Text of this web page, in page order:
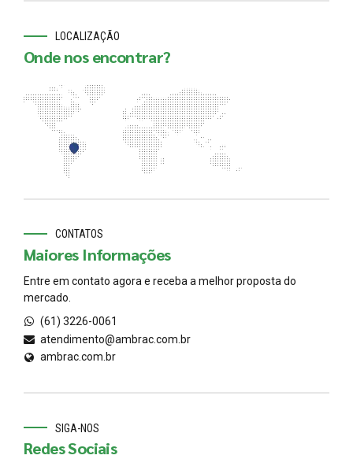
LOCALIZAÇÃO
Onde nos encontrar?
CONTATOS
Maiores Informações
Entre em contato agora e receba a melhor proposta do
mercado.
(61) 3226-0061
atendimento@ambrac.com.br
ambrac.com.br
SIGA-NOS
Redes Sociais